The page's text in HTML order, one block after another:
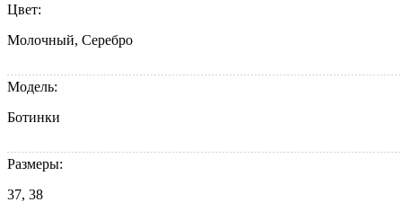
Цвет:
Молочный, Серебро
Модель:
Ботинки
Размеры:
37, 38